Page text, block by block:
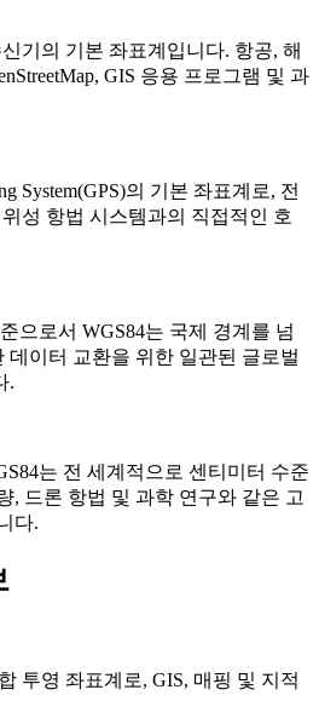
기의 기본 좌표계입니다. 항공, 해
GIS 응용 프로그램 및 과
System(GPS)의 기본 좌표계로, 전
성 항법 시스템과의 직접적인 호
으로서 WGS84는 국제 경계를 넘
데이터 교환을 위한 일관된 글로벌
.
는 전 세계적으로 센티미터 수준
, 드론 항법 및 과학 연구와 같은 고
다.
투영 좌표계로, GIS, 매핑 및 지적